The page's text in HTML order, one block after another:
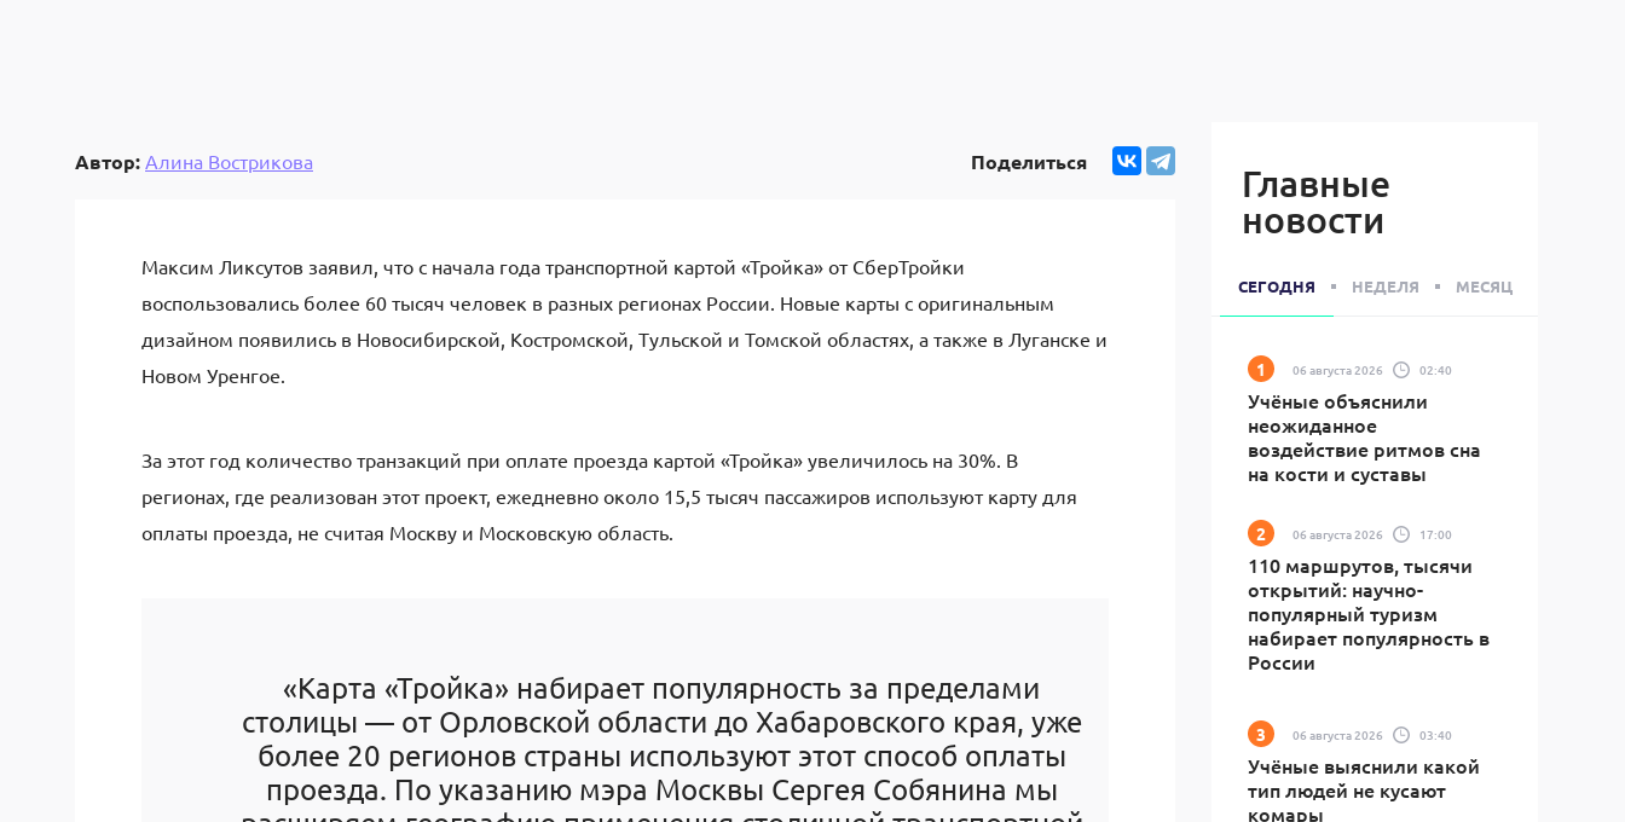
Автор: Алина Вострикова Поделиться
Максим Ликсутов заявил, что с начала года транспортной картой «Тройка» от СберТройки
воспользовались более 60 тысяч человек в разных регионах России. Новые карты с оригинальным
дизайном появились в Новосибирской, Костромской, Тульской и Томской областях, а также в Луганске и
Новом Уренгое.
За этот год количество транзакций при оплате проезда картой «Тройка» увеличилось на 30%. В
регионах, где реализован этот проект, ежедневно около 15,5 тысяч пассажиров используют карту для
оплаты проезда, не считая Москву и Московскую область.
«Карта «Тройка» набирает популярность за пределами
столицы — от Орловской области до Хабаровского края, уже
более 20 регионов страны используют этот способ оплаты
проезда. По указанию мэра Москвы Сергея Собянина мы
Главные
новости
СЕГОДНЯ НЕДЕЛЯ МЕСЯЦ
06 августа 2026 02:40
Учёные объяснили
неожиданное
воздействие ритмов сна
на кости и суставы
06 августа 2026 17:00
110 маршрутов, тысячи
открытий: научно-
популярный туризм
набирает популярность в
России
06 августа 2026 03:40
Учёные выяснили какой
тип людей не кусают
комары